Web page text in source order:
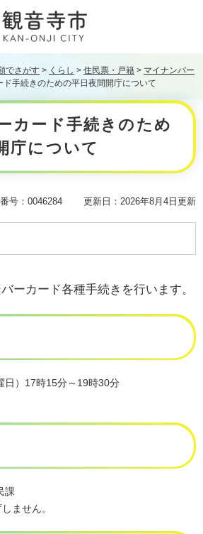
でさがす > くらし > 住民票・戸籍 > マイナンバー
ド手続きのための平日夜間開庁について
カード手続きのため
庁について
号：0046284 更新日：2026年8月4日更新
ーカード各種手続きを行います。
）17時15分～19時30分
課
ません。